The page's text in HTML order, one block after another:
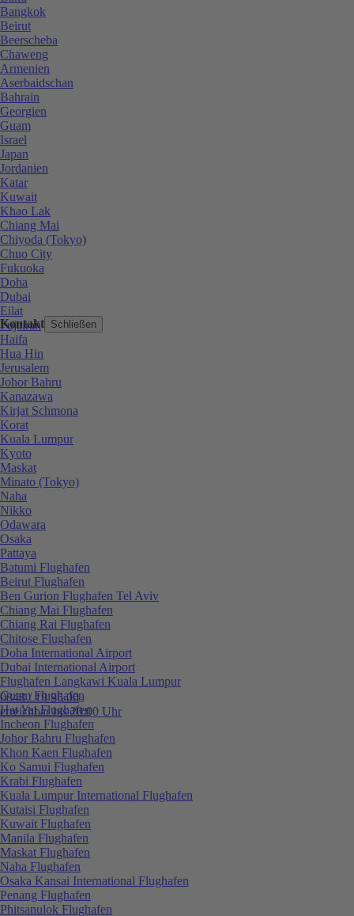
Kontakt Schließen
0848 / 19 96 00
erreichbar bis 20:00 Uhr
Bangkok
Beirut
Beerscheba
Chaweng
Armenien
Aserbaidschan
Bahrain
Georgien
Guam
Israel
Japan
Jordanien
Katar
Kuwait
Khao Lak
Chiang Mai
Chiyoda (Tokyo)
Chuo City
Fukuoka
Doha
Dubai
Eilat
Fujairah
Haifa
Hua Hin
Jerusalem
Johor Bahru
Kanazawa
Kirjat Schmona
Korat
Kuala Lumpur
Kyoto
Maskat
Minato (Tokyo)
Naha
Nikko
Odawara
Osaka
Pattaya
Batumi Flughafen
Beirut Flughafen
Ben Gurion Flughafen Tel Aviv
Chiang Mai Flughafen
Chiang Rai Flughafen
Chitose Flughafen
Doha International Airport
Dubai International Airport
Flughafen Langkawi Kuala Lumpur
Guam Flughafen
Hat Yai Flughafen
Incheon Flughafen
Johor Bahru Flughafen
Khon Kaen Flughafen
Ko Samui Flughafen
Krabi Flughafen
Kuala Lumpur International Flughafen
Kutaisi Flughafen
Kuwait Flughafen
Manila Flughafen
Maskat Flughafen
Naha Flughafen
Osaka Kansai International Flughafen
Penang Flughafen
Phitsanulok Flughafen